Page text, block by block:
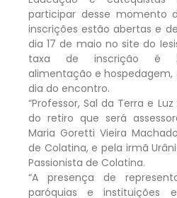
participar desse momento
inscrições estão abertas e
dia 17 de maio no site do
taxa de inscrição é
alimentação e hospedagem,
dia do encontro.
“Professor, Sal da Terra e
do retiro que será
Maria Goretti Vieira
de Colatina, e pela irmã
Passionista de Colatina.
“A presença de
paróquias e instituições